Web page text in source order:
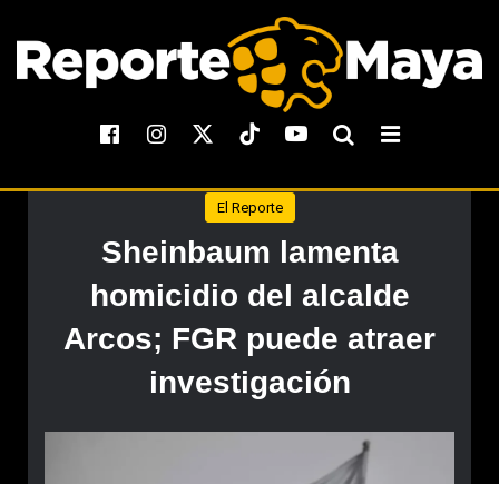
El Reporte
Sheinbaum lamenta
homicidio del alcalde
Arcos; FGR puede atraer
investigación